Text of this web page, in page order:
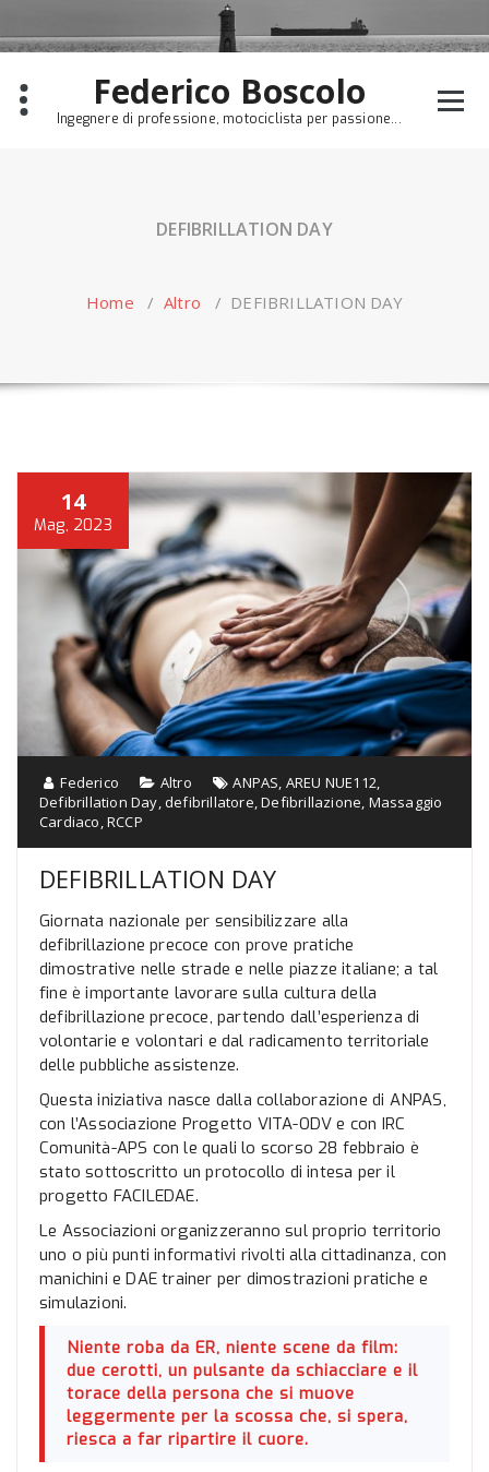
to
content
Federico Boscolo
Ingegnere di professione, motociclista per passione...
DEFIBRILLATION DAY
Home /Altro / DEFIBRILLATION DAY
14
Mag, 2023
Federico Altro ANPAS, AREU NUE112,
Defibrillation Day,defibrillatore,Defibrillazione, Massaggio
Cardiaco,RCCP
DEFIBRILLATION DAY
Giornata nazionale per sensibilizzare alla
defibrillazione precoce con prove pratiche
dimostrative nelle strade e nelle piazze italiane; a tal
fine è importante lavorare sulla cultura della
defibrillazione precoce, partendo dall’esperienza di
volontarie e volontari e dal radicamento territoriale
delle pubbliche assistenze.
Questa iniziativa nasce dalla collaborazione di ANPAS,
con l’Associazione Progetto VITA-ODV e con IRC
Comunità-APS con le quali lo scorso 28 febbraio è
stato sottoscritto un protocollo di intesa per il
progetto FACILEDAE.
Le Associazioni organizzeranno sul proprio territorio
uno o più punti informativi rivolti alla cittadinanza, con
manichini e DAE trainer per dimostrazioni pratiche e
simulazioni.
Niente roba da ER, niente scene da film:
due cerotti, un pulsante da schiacciare e il
torace della persona che si muove
leggermente per la scossa che, si spera,
riesca a far ripartire il cuore.